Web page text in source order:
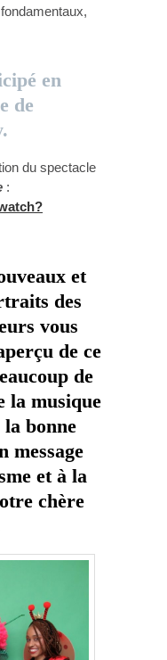
en
de
du spectacle
:
et
des
vous
de ce
de
la musique
la bonne
message
et à la
chère